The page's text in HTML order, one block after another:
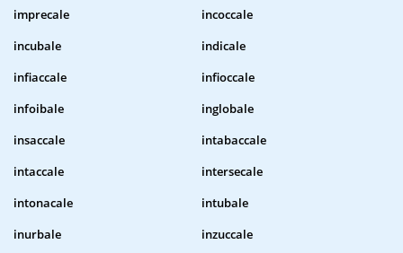
imprecale
incoccale
incubale
indicale
infiaccale
infioccale
infoibale
inglobale
insaccale
intabaccale
intaccale
intersecale
intonacale
intubale
inurbale
inzuccale